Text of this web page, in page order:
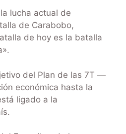
lucha actual de
de Carabobo,
de hoy es la batalla
del Plan de las 7T —
económica hasta la
ligado a la